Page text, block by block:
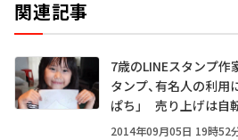
関連記事
7歳のLINEスタンプ作
タンプ、有名人の利用
ぱち」 売り上げは自
2014年09月05日 19時52